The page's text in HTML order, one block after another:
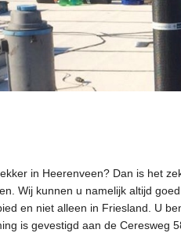
in Heerenveen? Dan is het
Wij kunnen u namelijk altijd
en niet alleen in Friesland. U
is gevestigd aan de Ceresweg